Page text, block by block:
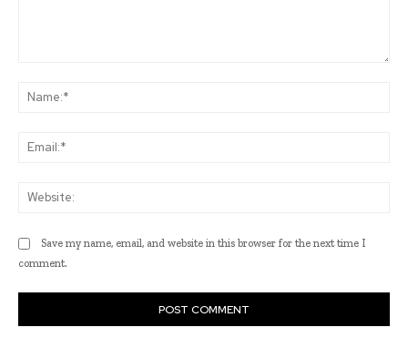
Save my name, email, and website in this browser for the next time I
comment.